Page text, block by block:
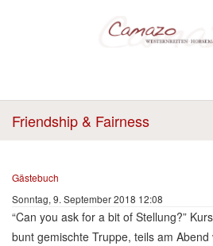
Friendship & Fairness
Gästebuch
Sonntag, 9. September 2018 12:08
“Can you ask for a bit of Stellung?”
bunt gemischte Truppe, teils am